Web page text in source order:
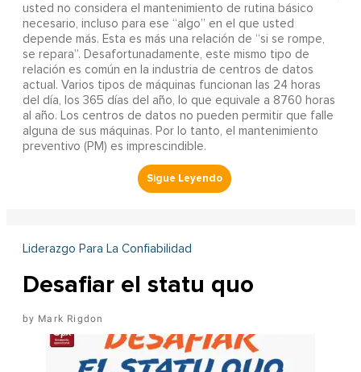
usted no considera el mantenimiento de rutina básico
necesario, incluso para ese “algo” en el que usted
depende más. Esta es más una relación de “si se rompe,
se repara”. Desafortunadamente, este mismo tipo de
relación es común en la industria de centros de datos
actual. Varios tipos de máquinas funcionan las 24 horas
del día, los 365 días del año, lo que equivale a 8760 horas
al año. Los centros de datos no pueden permitir que falle
alguna de sus máquinas. Por lo tanto, el mantenimiento
preventivo (PM) es imprescindible.
Liderazgo Para La Confiabilidad
Desafiar el statu quo
Mark Rigdon